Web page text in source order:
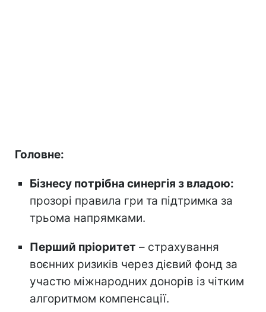
Головне:
Бізнесу потрібна синергія з владою:
прозорі правила гри та підтримка за
трьома напрямками.
Перший пріоритет – страхування
воєнних ризиків через дієвий фонд за
участю міжнародних донорів із чітким
алгоритмом компенсації.